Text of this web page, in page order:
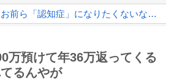
Powered by livedoor 相互RSS
【リスク3倍】お前ら「認知症」になりたくないなら酒をやめろ
ら様……？」あきら「……白石」
万預けて年36万返ってくる
るんやが